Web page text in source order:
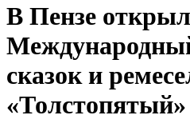
В Пензе
сказок и
«Толстопятый»